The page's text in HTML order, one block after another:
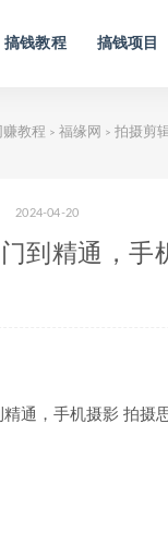
搞钱教程 搞钱项目
赚教程 > 福缘网 > 拍摄剪
2024-04-20
到精通，手